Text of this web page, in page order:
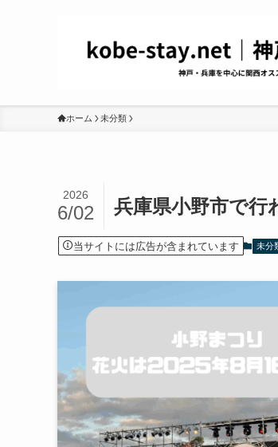
ホーム 未分類
兵庫県小野市で行
2026
6/02
当サイトには広告が含まれています 未分